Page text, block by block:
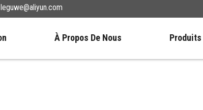
leguwe@aliyun.com
À Propos De Nous Produits